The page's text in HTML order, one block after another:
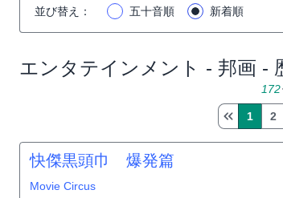
並び替え ： 五十音順 新着順
エンタテインメント - 邦画 -
172
1 2
快傑黒頭巾 爆発篇
Movie Circus